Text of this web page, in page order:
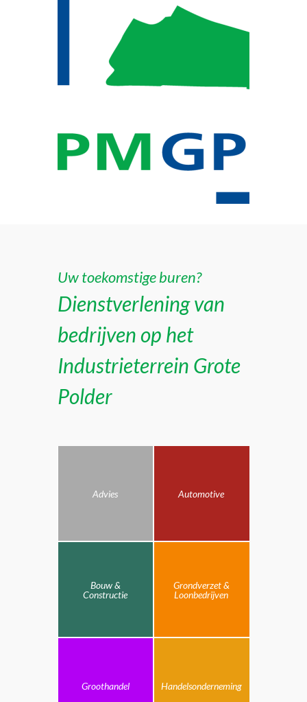
Uw toekomstige buren?
Dienstverlening van
bedrijven op het
Industrieterrein Grote
Polder
Advies Automotive
Bouw &
Constructie
Grondverzet &
Loonbedrijven
Groothandel Handelsonderneming